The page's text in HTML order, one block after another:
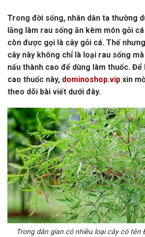
Trong đời sống, nhân dân ta thường
lăng làm rau sống ăn kèm món gỏi
còn được gọi là cây gỏi cá. Thế
cây này không chỉ là loại rau sống
nấu thành cao để dùng làm thuốc.
cao thuốc này, dominoshop.vip xin
theo dõi bài viết dưới đây.
Trong dân gian có nhiều loại cây có tên